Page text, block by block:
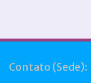
Contato (Sede):